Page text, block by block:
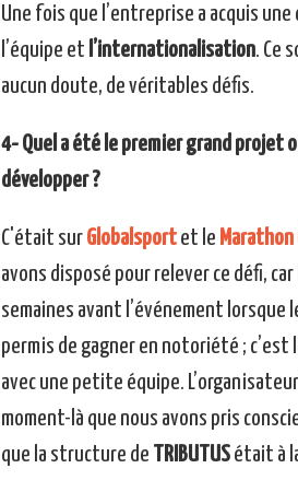
Une fois que l’entreprise a acquis
l’équipe et l’internationalisation. Ce
aucun doute, de véritables défis.
4- Quel a été le premier grand projet
développer ?
C'était sur Globalsportet le Marathon
avons disposé pour relever ce défi,
semaines avant l’événement lorsque
permis de gagner en notoriété ; c’est
avec une petite équipe.
moment-là que nous avons pris
que la structure de
TRIBUTUSétait à